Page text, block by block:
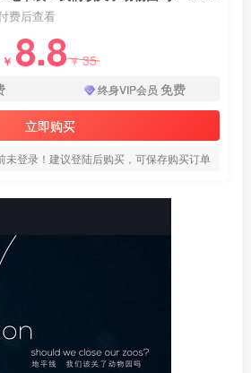
费后查看
￥ 8.8￥35
终身VIP会员 免费
立即购买
未登录！建议登陆后购买，可保存购买订单